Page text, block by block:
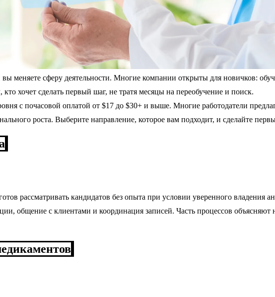
меняете сферу деятельности. Многие компании открыты для новичков:
хочет сделать первый шаг, не тратя месяцы на переобучение и поиск.
с почасовой оплатой от $17 до $30+ и выше. Многие работодатели
роста. Выберите направление, которое вам подходит, и сделайте
рассматривать кандидатов без опыта при условии уверенного владения
общение с клиентами и координация записей. Часть процессов